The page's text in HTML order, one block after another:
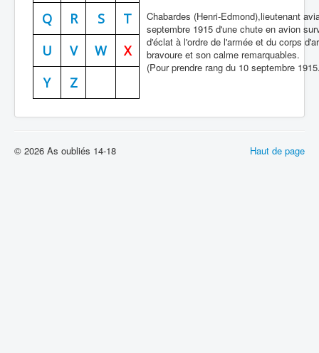
Batailles
Cahiers des As
Q
R S
T
U
V W
X
Y
Z
Chabardes (Henri-Edmond),lieutenant
septembre 1915 d'une chute en avion
d'éclat à l'ordre de l'armée et du corps
bravoure et son calme remarquables.
(Pour prendre rang du 10 septembre
Haut de page
© 2026 As oubliés 14-18